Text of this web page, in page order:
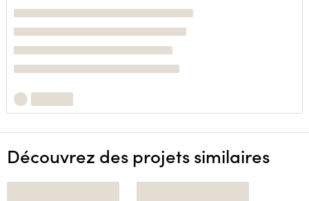
Découvrez des projets similaires